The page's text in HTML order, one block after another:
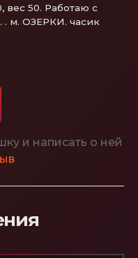
вес 50. Работаю с
м. ОЗЕРКИ. часик
и написать о ней